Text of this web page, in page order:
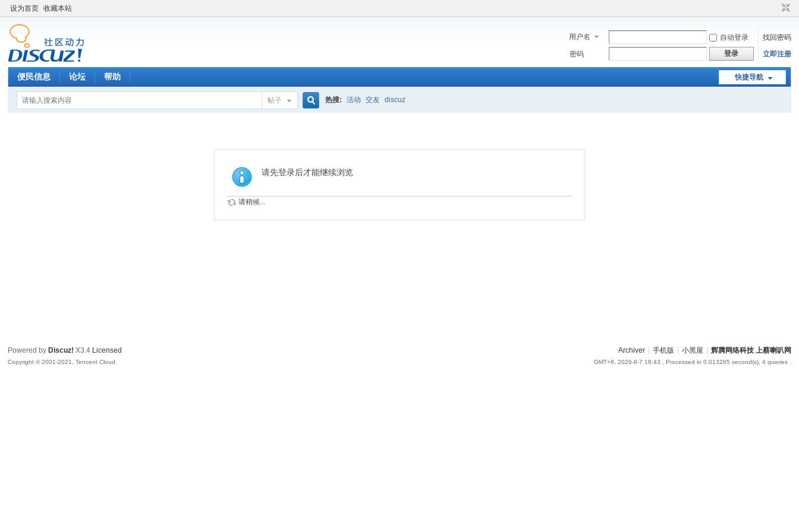
设为首页 收藏本站
用户名 自动登录
找回密码
密码
登录 立即注册
快捷导航
便民信息 论坛 帮助
帖子
索
热搜: 活动 交友 discuz
请先登录后才能继续浏览
请稍候...
Archiver 手机版 小黑屋 辉腾网络科技 上蔡喇叭网
GMT+8, 2026-8-7 18:43 , Processed in 0.013265 second(s), 4 queries .
Powered by Discuz! X3.4 Licensed
Copyright © 2001-2021, Tencent Cloud.